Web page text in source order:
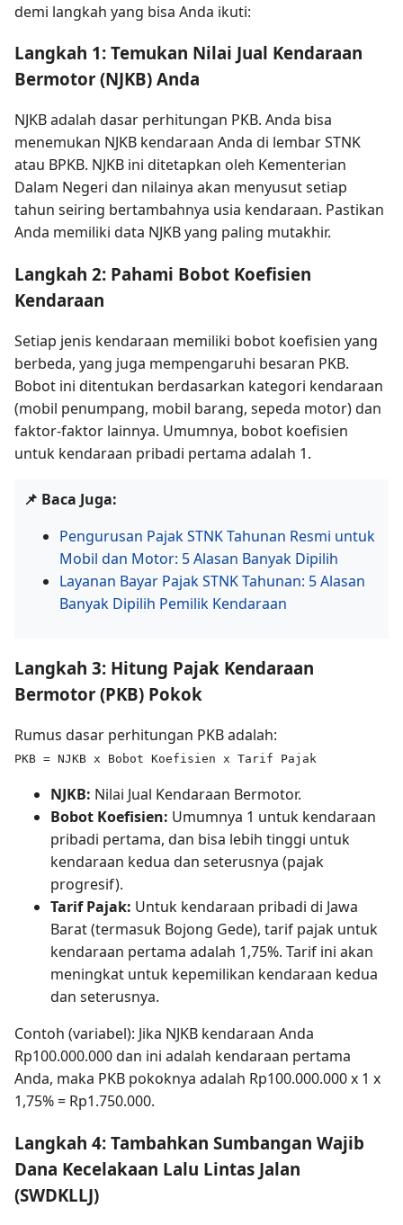
demi langkah yang bisa Anda ikuti:
Langkah 1: Temukan Nilai Jual Kendaraan
Bermotor (NJKB) Anda
NJKB adalah dasar perhitungan PKB. Anda bisa
menemukan NJKB kendaraan Anda di lembar STNK
atau BPKB. NJKB ini ditetapkan oleh Kementerian
Dalam Negeri dan nilainya akan menyusut setiap
tahun seiring bertambahnya usia kendaraan. Pastikan
Anda memiliki data NJKB yang paling mutakhir.
Langkah 2: Pahami Bobot Koefisien
Kendaraan
Setiap jenis kendaraan memiliki bobot koefisien yang
berbeda, yang juga mempengaruhi besaran PKB.
Bobot ini ditentukan berdasarkan kategori kendaraan
(mobil penumpang, mobil barang, sepeda motor) dan
faktor-faktor lainnya. Umumnya, bobot koefisien
untuk kendaraan pribadi pertama adalah 1.
📌 Baca Juga:
Pengurusan Pajak STNK Tahunan Resmi untuk
Mobil dan Motor: 5 Alasan Banyak Dipilih
Layanan Bayar Pajak STNK Tahunan: 5 Alasan
Banyak Dipilih Pemilik Kendaraan
Langkah 3: Hitung Pajak Kendaraan
Bermotor (PKB) Pokok
Rumus dasar perhitungan PKB adalah:
PKB = NJKB x Bobot Koefisien x Tarif Pajak
NJKB: Nilai Jual Kendaraan Bermotor.
Bobot Koefisien: Umumnya 1 untuk kendaraan
pribadi pertama, dan bisa lebih tinggi untuk
kendaraan kedua dan seterusnya (pajak
progresif).
Tarif Pajak: Untuk kendaraan pribadi di Jawa
Barat (termasuk Bojong Gede), tarif pajak untuk
kendaraan pertama adalah 1,75%. Tarif ini akan
meningkat untuk kepemilikan kendaraan kedua
dan seterusnya.
Contoh (variabel): Jika NJKB kendaraan Anda
Rp100.000.000 dan ini adalah kendaraan pertama
Anda, maka PKB pokoknya adalah Rp100.000.000 x 1 x
1,75% = Rp1.750.000.
Langkah 4: Tambahkan Sumbangan Wajib
Dana Kecelakaan Lalu Lintas Jalan
(SWDKLLJ)